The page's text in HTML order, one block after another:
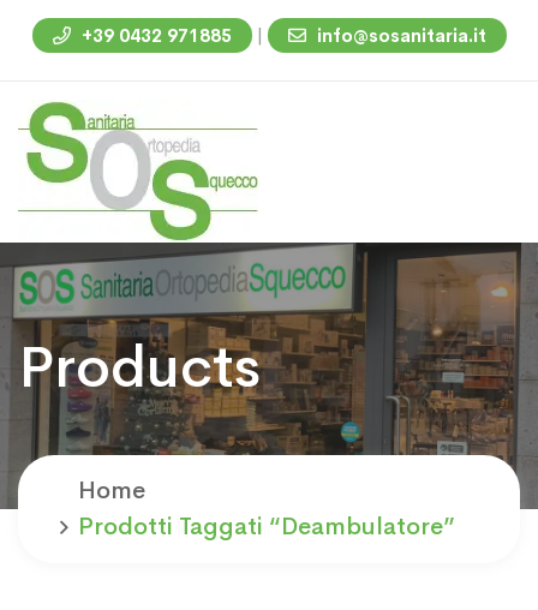
+39 0432 971885 | info@sosanitaria.it
Products
Home
Prodotti Taggati “deambulatore”